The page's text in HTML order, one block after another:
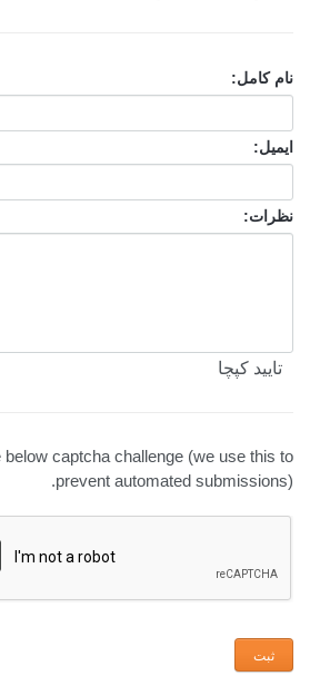
نام کامل:
ایمیل:
نظرات:
تایید کپچا
captcha challenge (we use this to
prevent automated submissions).